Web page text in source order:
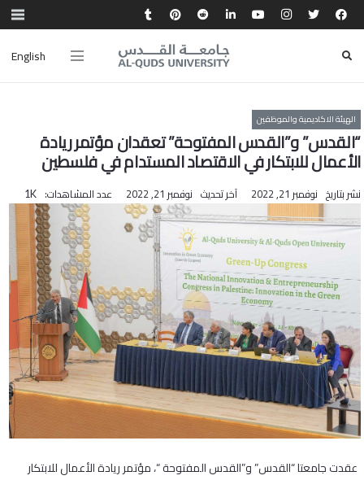
English
الهيئة الاكاديمية والموظفين
“القدس” و”القدس المفتوحة” تعقدان مؤتمر ريادة
الأعمال للابتكار في الاقتصاد المستدام في فلسطين
نشر بتاريخ نوفمبر 21, 2022 آخر تحديث نوفمبر 21, 2022 عدد المشاهدات: 1K
عقدت جامعتا “القدس” و”القدس المفتوحة “، مؤتمر ريادة الأعمال للابتكار